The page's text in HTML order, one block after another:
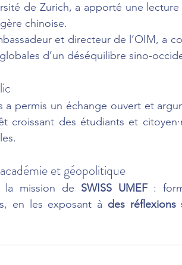
de Zurich, a apporté une
chinoise.
et directeur de l’OIM, a
d’un déséquilibre sino-
a permis un échange ouvert et
croissant des étudiants et
et géopolitique
la mission de SWISS UMEF :
en les exposant à des réflexions